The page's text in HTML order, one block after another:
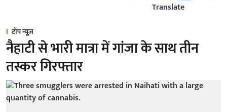
Translate
टॉप न्यूज़
नैहाटी से भारी मात्रा में गांजा के साथ तीन
तस्कर गिरफ्तार